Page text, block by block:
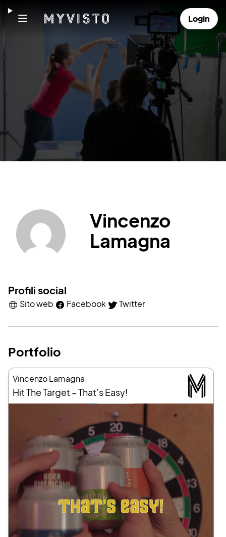
Login
Vincenzo
Lamagna
Profili social
Sito web Facebook Twitter
Portfolio
Vincenzo Lamagna
Hit The Target – That’s Easy!